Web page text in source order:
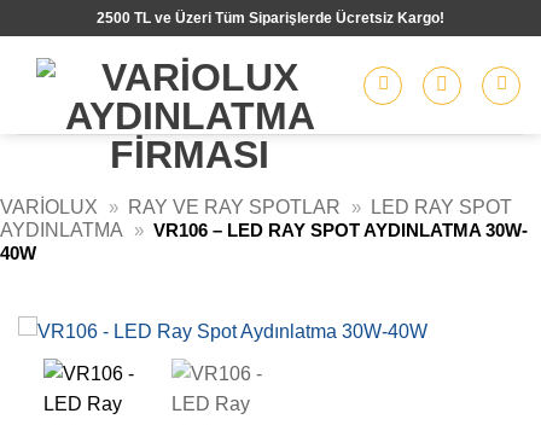
2500 TL ve Üzeri Tüm Siparişlerde Ücretsiz Kargo!
VARIOLUX » RAY VE RAY SPOTLAR »
LED RAY SPOT
AYDINLATMA
» VR106 – LED RAY SPOT AYDINLATMA 30W-
40W